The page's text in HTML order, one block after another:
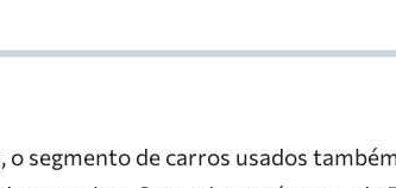
o segmento de carros usados